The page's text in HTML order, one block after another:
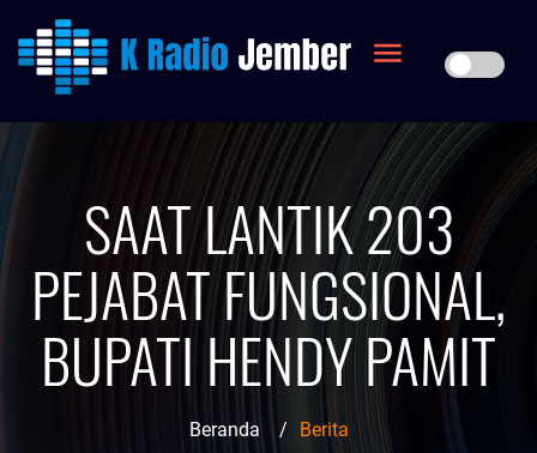
SAAT LANTIK 203
PEJABAT FUNGSIONAL,
BUPATI HENDY PAMIT
Beranda / Berita